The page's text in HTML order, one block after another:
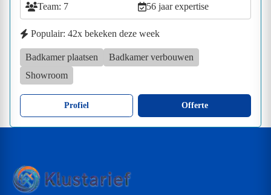
Team: 7 56 jaar expertise
Populair: 42x bekeken deze week
Badkamer plaatsen
Badkamer verbouwen
Showroom
Profiel Offerte